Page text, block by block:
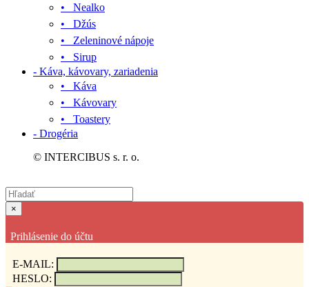
• Nealko
• Džús
• Zeleninové nápoje
• Sirup
- Káva, kávovary, zariadenia
• Káva
• Kávovary
• Toastery
- Drogéria
© INTERCIBUS s. r. o.
×
Prihlásenie do účtu
E-MAIL:
HESLO: